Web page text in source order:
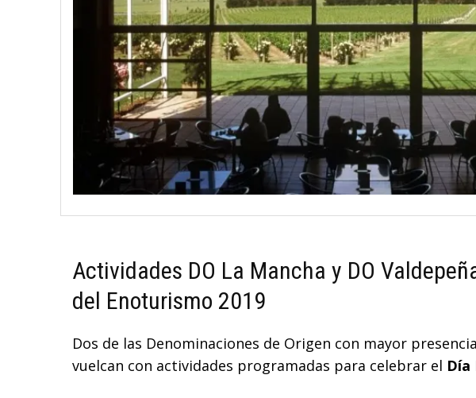
Actividades DO La Mancha y DO
del Enoturismo 2019
Dos de las Denominaciones de Origen con mayor
vuelcan con actividades programadas para celebrar el Día